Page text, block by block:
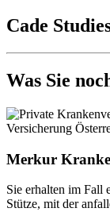
Cade
Was Sie
Merkur
Sie erhalten im Fall
Stütze, mit der